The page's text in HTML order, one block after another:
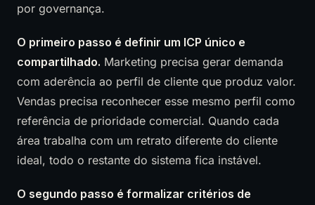
por governança.
O primeiro passo é definir um ICP único e
compartilhado. Marketing precisa gerar demanda
com aderência ao perfil de cliente que produz valor.
Vendas precisa reconhecer esse mesmo perfil como
referência de prioridade comercial. Quando cada
área trabalha com um retrato diferente do cliente
ideal, todo o restante do sistema fica instável.
O segundo passo é formalizar critérios de